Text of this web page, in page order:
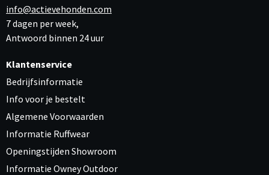
info@actievehonden.com
7 dagen per week,
Antwoord binnen 24 uur
Klantenservice
Bedrijfsinformatie
Info voor je bestelt
Algemene Voorwaarden
Informatie Ruffwear
Openingstijden Showroom
Informatie Owney Outdoor